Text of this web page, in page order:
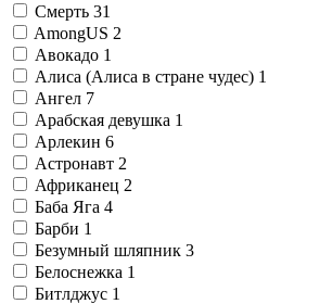
Смерть 31
AmongUS 2
Авокадо 1
Алиса (Алиса в стране чудес) 1
Ангел 7
Арабская девушка 1
Арлекин 6
Астронавт 2
Африканец 2
Баба Яга 4
Барби 1
Безумный шляпник 3
Белоснежка 1
Битлджус 1